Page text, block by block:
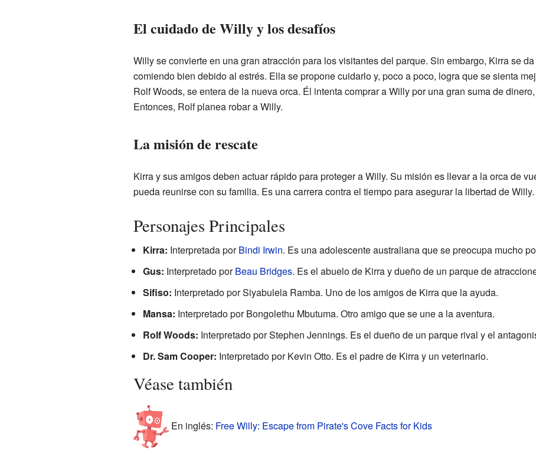
El cuidado de Willy y los desafíos
Willy se convierte en una gran atracción para los visitantes del parque. Sin embargo, Kirra se
comiendo bien debido al estrés. Ella se propone cuidarlo y, poco a poco, logra que se sienta
Rolf Woods, se entera de la nueva orca. Él intenta comprar a Willy por una gran suma de
Entonces, Rolf planea robar a Willy.
La misión de rescate
Kirra y sus amigos deben actuar rápido para proteger a Willy. Su misión es llevar a la orca de
pueda reunirse con su familia. Es una carrera contra el tiempo para asegurar la libertad de Willy.
Personajes Principales
Kirra: Interpretada porBindi Irwin. Es una adolescente australiana que se preocupa mucho
Gus: Interpretado porBeau Bridges. Es el abuelo de Kirra y dueño de un parque de
Sifiso: Interpretado por Siyabulela Ramba. Uno de los amigos de Kirra que la ayuda.
Mansa: Interpretado por Bongolethu Mbutuma. Otro amigo que se une a la aventura.
Rolf Woods: Interpretado por Stephen Jennings. Es el dueño de un parque rival y el
Dr. Sam Cooper: Interpretado por Kevin Otto. Es el padre de Kirra y un veterinario.
Véase también
En inglés: Free Willy: Escape from Pirate's Cove Facts for Kids